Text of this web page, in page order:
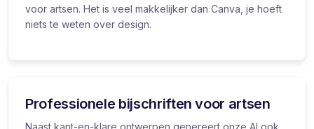
voor artsen. Het is veel makkelijker dan Canva, je hoeft
niets te weten over design.
Professionele bijschriften voor artsen
Naast kant-en-klare ontwerpen genereert onze AI ook